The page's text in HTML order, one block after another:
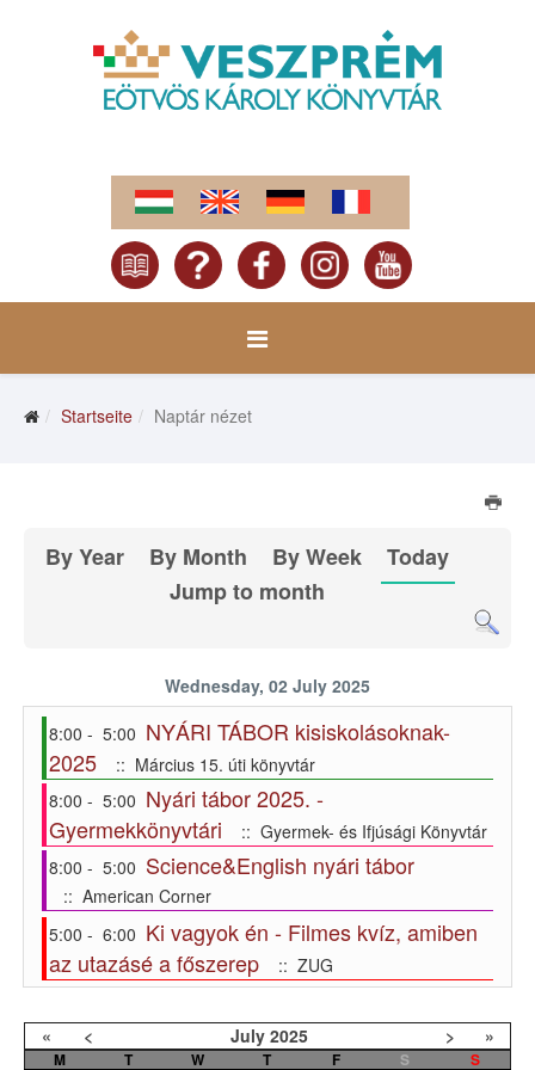
Startseite Naptár nézet
By Year By Month By Week
Today
Jump to month
Wednesday, 02 July 2025
8:00 - 5:00 NYÁRI TÁBOR kisiskolásoknak-
2025
:: Március 15. úti könyvtár
8:00 - 5:00 Nyári tábor 2025. -
Gyermekkönyvtári
:: Gyermek- és Ifjúsági Könyvtár
8:00 - 5:00 Science&English nyári tábor
:: American Corner
5:00 - 6:00 Ki vagyok én - Filmes kvíz, amiben
az utazásé a főszerep
:: ZUG
« < July 2025 > »
M T W T F S S